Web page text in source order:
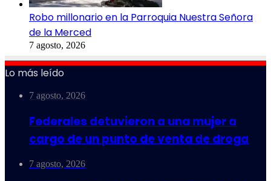
Robo millonario en la Parroquia Nuestra Señora
de la Merced
7 agosto, 2026
Lo más leído
7 agosto, 2026
Federales detuvieron a una mujer a
cargo de un punto de venta de droga
7 agosto, 2026